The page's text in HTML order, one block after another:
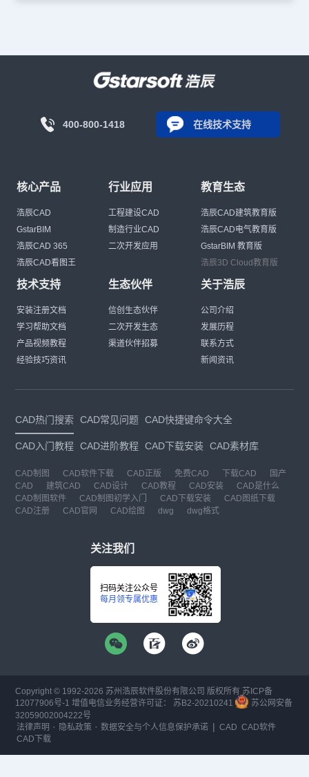
400-800-1418 在线技术支持
核心产品
浩辰CAD
GstarBIM
浩辰CAD 365
浩辰CAD看图王
行业应用
工程建设CAD
制造行业CAD
二次开发应用
教育生态
浩辰CAD建筑教育版
浩辰CAD电气教育版
GstarBIM 教育版
浩辰3D Cloud教育版
技术支持
安装注册文档
学习帮助文档
产品视频教程
经验技巧资讯
生态伙伴
信创生态伙伴
二次开发生态
渠道伙伴招募
关于浩辰
公司介绍
发展历程
联系方式
新闻资讯
CAD热门搜索 CAD常见问题 CAD快捷键命令大全
CAD入门教程 CAD进阶教程 CAD下载安装 CAD素材库
CAD制图 CAD软件下载 CAD正版 免费CAD 下载CAD
国产
CAD
建筑CAD CAD设计 CAD教程 CAD安装
CAD是什么
CAD制图软件
CAD制图初学入门 CAD下载安装
CAD图纸下载
CAD注册
CAD官网 CAD绘图 dwg dwg格式
关注我们
扫码关注公众号
每月领专属优惠
Copyright © 1992-2026 苏州浩辰软件股份有限公司 版权所有 苏ICP备
12077906号-1 增值电信业务经营许可证： 苏B2-20210241
苏公网安备
32059002004222号
法律声明 · 隐私政策 ·数据安全与个人信息保护承诺 | CAD CAD软件
CAD下载